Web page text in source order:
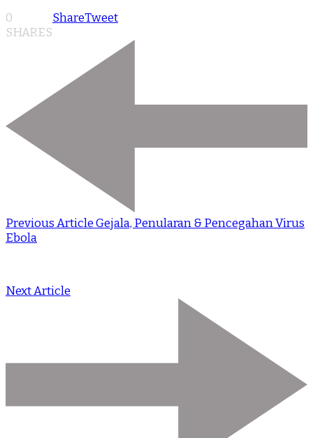
0
SHARES
ShareTweet
Previous ArticleGejala, Penularan & Pencegahan Virus
Ebola
Next Article